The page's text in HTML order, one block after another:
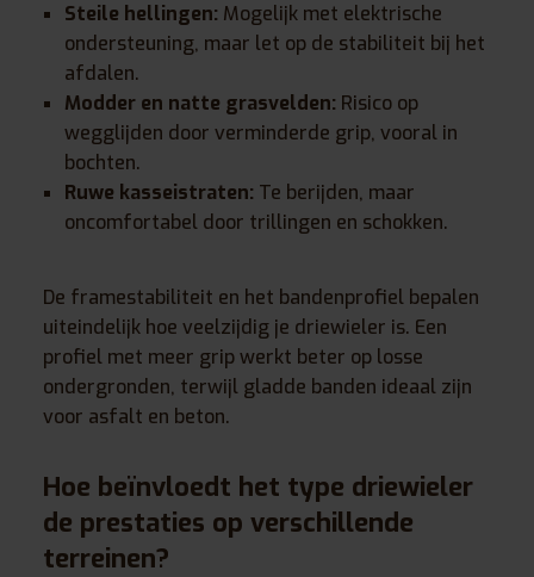
Steile hellingen: Mogelijk met elektrische
ondersteuning, maar let op de stabiliteit bij het
afdalen.
Modder en natte grasvelden: Risico op
wegglijden door verminderde grip, vooral in
bochten.
Ruwe kasseistraten: Te berijden, maar
oncomfortabel door trillingen en schokken.
De framestabiliteit en het bandenprofiel bepalen
uiteindelijk hoe veelzijdig je driewieler is. Een
profiel met meer grip werkt beter op losse
ondergronden, terwijl gladde banden ideaal zijn
voor asfalt en beton.
Hoe beïnvloedt het type driewieler
de prestaties op verschillende
terreinen?